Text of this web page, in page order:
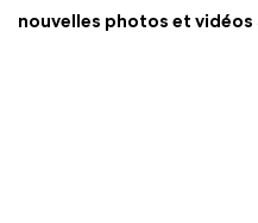
nouvelles photos et vidéos